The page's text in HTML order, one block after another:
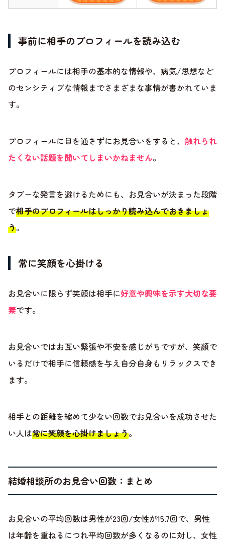
事前に相手のプロフィールを読み込む
プロフィールには相手の基本的な情報や、病気/思想など
のセンシティブな情報までさまざまな事情が書かれていま
す。
プロフィールに目を通さずにお見合いをすると、 触れられ
たくない話題を聞いてしまいかねません。
タブーな発言を避けるためにも、お見合いが決まった段階
で相手のプロフィールはしっかり読み込んでおきましょ
う。
常に笑顔を心掛ける
お見合いに限らず笑顔は相手に好意や興味を示す大切な要
素です。
お見合いではお互い緊張や不安を感じがちですが、笑顔で
いるだけで相手に信頼感を与え自分自身もリラックスでき
ます。
相手との距離を縮めて少ない回数でお見合いを成功させた
い人は常に笑顔を心掛けましょう。
結婚相談所のお見合い回数：まとめ
お見合いの平均回数は男性が23回/女性が15.7回で、男性
は年齢を重ねるにつれ平均回数が多くなるのに対し、女性